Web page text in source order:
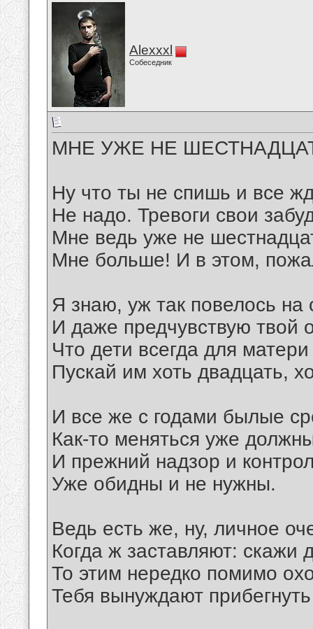
Alexxxl
Собеседник
МНЕ УЖЕ НЕ
Ну что ты не спишь и все
Не надо. Тревоги свои
Мне ведь уже не
Мне больше! И в этом,
Я знаю, уж так повелось на
И даже предчувствую твой
Что дети всегда для
Пускай им хоть двадцать,
И все же с годами былые
Как-то меняться уже
И прежний надзор и
Уже обидны и не нужны.
Ведь есть же, ну, личное
Когда ж заставляют: скажи
То этим нередко помимо
Тебя вынуждают